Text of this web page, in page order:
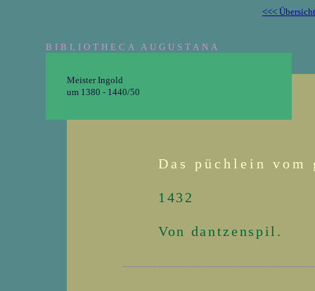
<<< Übersicht
BIBLIOTHECA AUGUSTANA
Meister Ingold
um 1380 - 1440/50
Das püchlein
1432
Von dantzenspil.